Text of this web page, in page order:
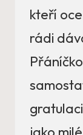
kteří
rádi